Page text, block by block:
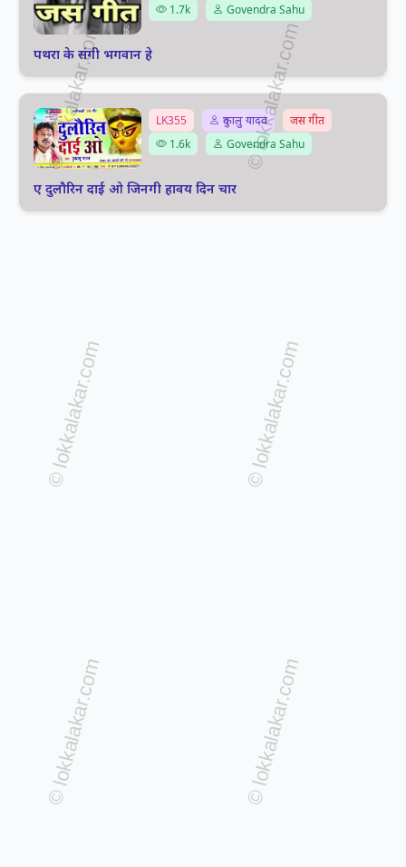
1.7k
Govendra Sahu
पथरा के संगी भगवान हे
LK355 दुकालु यादव
जस गीत
1.6k
Govendra Sahu
ए दुलौरिन दाई ओ जिनगी हावय दिन चार